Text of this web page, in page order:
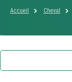
Accueil Cheval